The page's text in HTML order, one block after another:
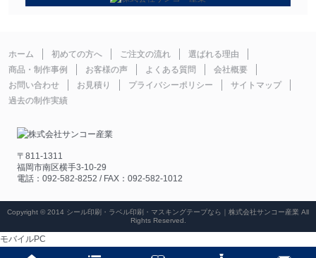
ホーム 初めての方へ ご注文の流れ
選ばれる理由
商品・制作事例
お客様の声 よくある質問
会社概要
お問い合わせ
お見積り プライバシーポリシー
サイトマップ
過去の制作実績
〒811-1311
福岡市南区横手3-10-29
電話：092-582-8252 / FAX：092-582-1012
Copyright © 2014 シール印刷・ラベル印刷・マスキングテープなら｜株式会社サンコー産業 All
Rights Reserved.
モバイルPC